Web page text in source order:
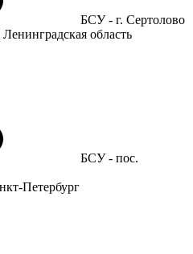
БСУ - г. Сертолово
область
БСУ - пос.
Петербург